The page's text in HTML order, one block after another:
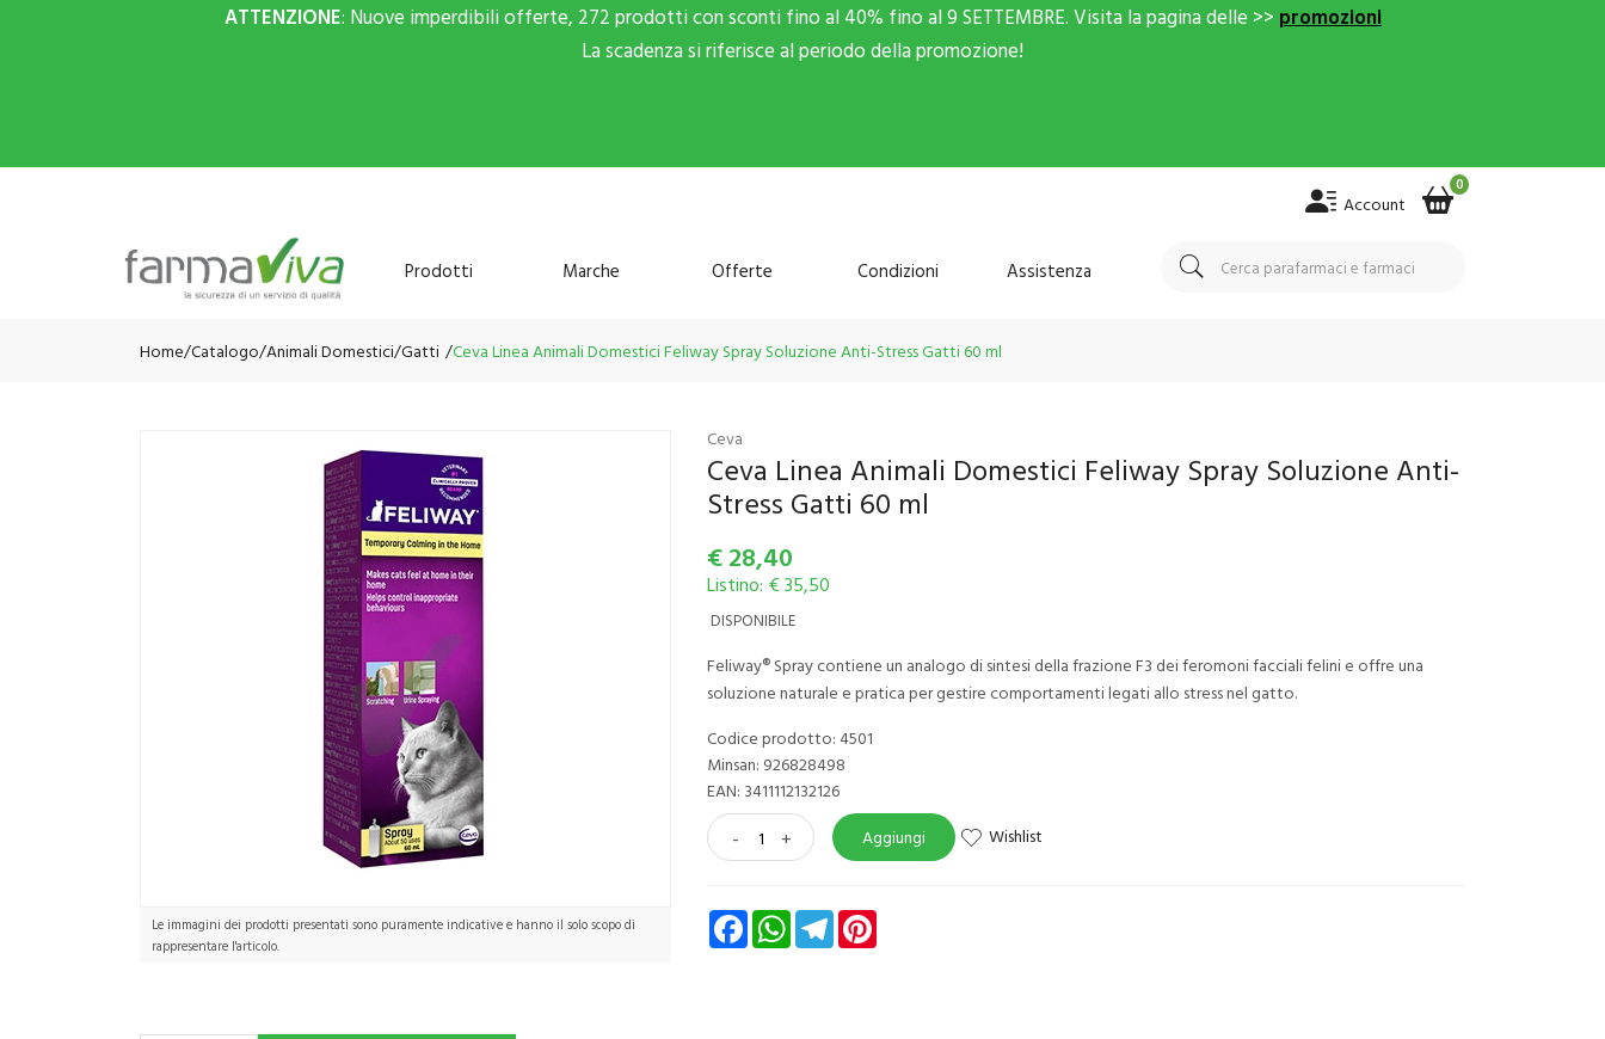
ATTENZIONE: Nuove imperdibili offerte, 272 prodotti con sconti fino al 40% fino al 9 SETTEMBRE. Visita la pagina delle >> promozioni
La scadenza si riferisce al periodo della promozione!
Account
0
Prodotti Marche Offerte Condizioni Assistenza
Home Catalogo/Animali Domestici/Gatti Ceva Linea Animali Domestici Feliway Spray Soluzione Anti-Stress Gatti 60 ml
Le immagini dei prodotti presentati sono puramente indicative e hanno il solo scopo di
rappresentare l'articolo.
Ceva
Ceva Linea Animali Domestici Feliway Spray Soluzione Anti-
Stress Gatti 60 ml
€28,40
Listino: € 35,50
DISPONIBILE
Feliway® Spray contiene un analogo di sintesi della frazione F3 dei feromoni facciali felini e offre una
soluzione naturale e pratica per gestire comportamenti legati allo stress nel gatto.
Codice prodotto: 4501
Minsan: 926828498
EAN: 3411112132126
- + Aggiungi Wishlist
FacebookWhatsAppTelegram